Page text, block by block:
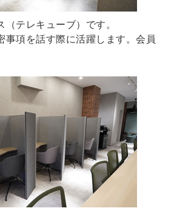
（テレキューブ）です。
事項を話す際に活躍します。会員